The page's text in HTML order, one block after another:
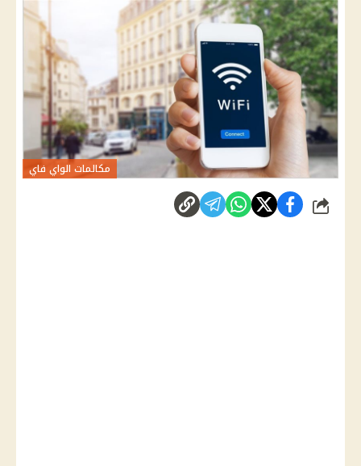
مكالمات الواي فاي
شارك